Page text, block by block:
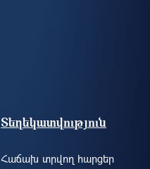
Տեղեկատվություն
Հաճախ տրվող հարցեր